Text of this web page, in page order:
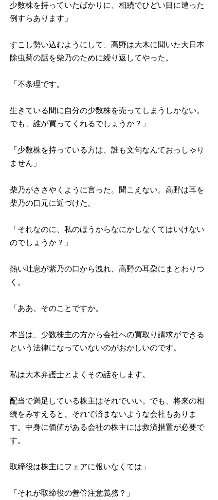
少数株を持っていたばかりに、相続でひどい目に遭った
例すらあります」
すこし勢い込むようにして、高野は大木に聞いた大日本
除虫菊の話を柴乃のために繰り返してやった。
「不条理です。
生きている間に自分の少数株を売ってしまうしかない。
でも、誰が買ってくれるでしょうか？」
「少数株を持っている方は、誰も文句なんておっしゃり
ません」
柴乃がささやくように言った。聞こえない。高野は耳を
柴乃の口元に近づけた。
「それなのに、私のほうからなにかしなくてはいけない
のでしょうか？」
熱い吐息が紫乃の口から洩れ、高野の耳朶にまとわりつ
く。
「ああ、そのことですか。
本当は、少数株主の方から会社への買取り請求ができる
という法律になっていないのがおかしいのです。
私は大木弁護士とよくその話をします。
配当で満足している株主はそれでいい。でも、将来の相
続をみすえると、それで済まないような会社もありま
す。中身に価値がある会社の株主には救済措置が必要で
す。
取締役は株主にフェアに報いなくては」
「それが取締役の善管注意義務？」